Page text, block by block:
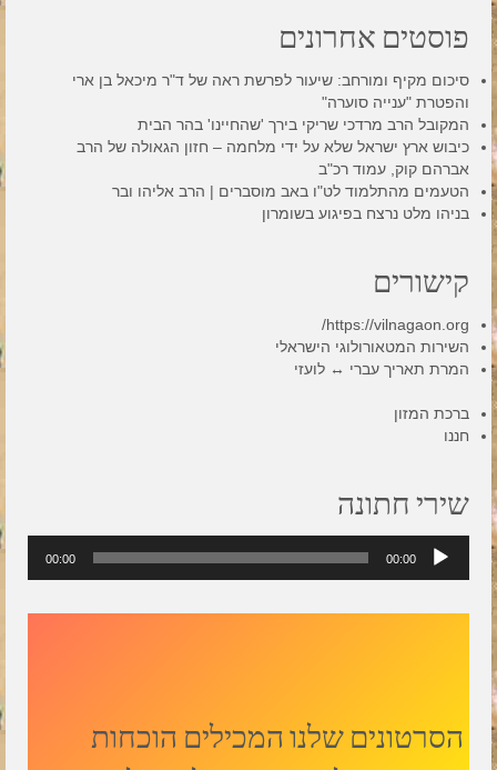
פוסטים אחרונים
סיכום מקיף ומורחב: שיעור לפרשת ראה של ד"ר מיכאל בן ארי
והפטרת "ענייה סוערה"
המקובל הרב מרדכי שריקי בירך 'שהחיינו' בהר הבית
כיבוש ארץ ישראל שלא על ידי מלחמה – חזון הגאולה של הרב
אברהם קוק, עמוד רכ"ב
הטעמים מהתלמוד לט"ו באב מוסברים | הרב אליהו ובר
בניהו מלט נרצח בפיגוע בשומרון
קישורים
https://vilnagaon.org/
השירות המטאורולוגי הישראלי
המרת תאריך עברי ↔ לועזי
ברכת המזון
חננו
שירי חתונה
אודיו
00:00
00:00
הסרטונים שלנו המכילים הוכחות